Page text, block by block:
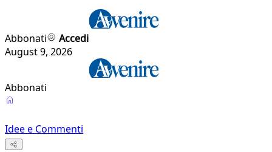
Abbonati
Accedi
August 9, 2026
Abbonati
Idee e Commenti